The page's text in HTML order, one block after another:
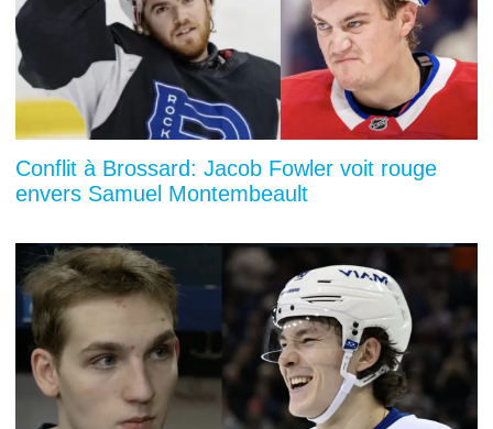
Conflit à Brossard: Jacob Fowler voit rouge
envers Samuel Montembeault